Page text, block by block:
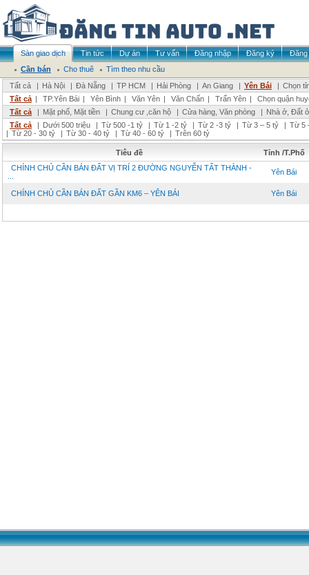
Sàn giao dịch Tin tức Dự án Tư vấn Đăng nhập Đăng ký
Đăng
Cần bán
Cho thuê
Tìm theo nhu cầu
Tất cả
| Hà Nội | Đà Nẵng | TP HCM | Hải Phòng | An Giang | Yên Bái | Chọn
Tất cả | TP.Yên Bái | Yên Bình | Văn Yên | Văn Chấn | Trấn Yên |
Chọn quận
Tất cả
| Mặt phố, Mặt tiền | Chung cư ,căn hộ | Cửa hàng, Văn phòng | Nhà ở, Đất ở
Tất cả
| Dưới 500 triệu | Từ 500 -1 tỷ | Từ 1 -2 tỷ | Từ 2 -3 tỷ | Từ 3 – 5 tỷ | Từ 5
| Từ 20 - 30 tỷ | Từ 30 - 40 tỷ | Từ 40 - 60 tỷ | Trên 60 tỷ
Tiêu đề
Tỉnh /T.Phố
CHÍNH CHỦ CẦN BÁN ĐẤT VỊ TRÍ 2 ĐƯỜNG NGUYỄN TẤT THÀNH -
Yên Bái
CHÍNH CHỦ CẦN BÁN ĐẤT GẦN KM6 – YÊN BÁI Yên Bái